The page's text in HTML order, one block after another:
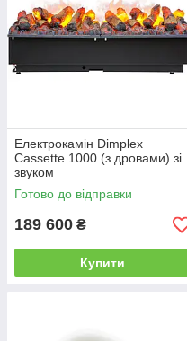
Електрокамін Dimplex
Cassette 1000 (з дровами) зі
звуком
Готово до відправки
189 600 ₴
Купити